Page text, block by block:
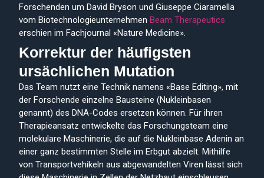
Forschenden um David Bryson und Giuseppe Ciaramella
vom BiotechnologieunternehmenBeam Therapeutics
erschien im Fachjournal «Nature Medicine».
Korrektur der häufigsten
ursächlichen Mutation
Das Team nutzt eine Technik namens «Base Editing», mit
der Forschende einzelne Bausteine (Nukleinbasen
genannt) des DNA-Codes ersetzen können. Für ihren
Therapieansatz entwickelte das Forschungsteam eine
molekulare Maschinerie, die auf die Nukleinbase Adenin an
einer ganz bestimmten Stelle im Erbgut abzielt. Mithilfe
von Transportvehikeln aus abgewandelten Viren lässt sich